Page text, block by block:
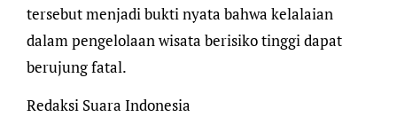
tersebut menjadi bukti nyata bahwa kelalaian
dalam pengelolaan wisata berisiko tinggi dapat
berujung fatal.
Redaksi Suara Indonesia